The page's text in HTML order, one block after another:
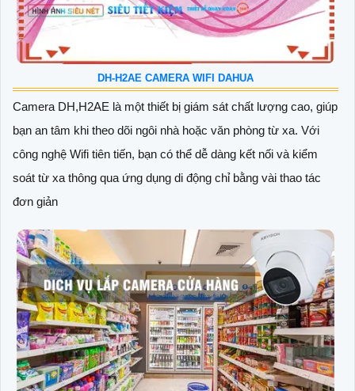
DH-H2AE CAMERA WIFI DAHUA
Camera DH,H2AE là một thiết bị giám sát chất lượng cao, giúp
bạn an tâm khi theo dõi ngôi nhà hoặc văn phòng từ xa. Với
công nghệ Wifi tiên tiến, bạn có thể dễ dàng kết nối và kiểm
soát từ xa thông qua ứng dụng di động chỉ bằng vài thao tác
đơn giản